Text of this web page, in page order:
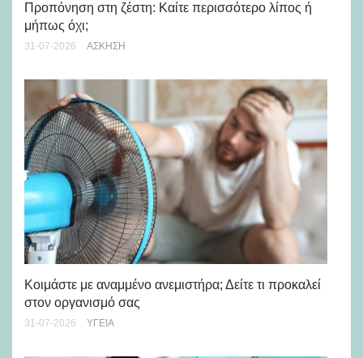
Προπόνηση στη ζέστη: Καίτε περισσότερο λίπος ή
μήπως όχι;
31-07-2026 ΆΣΚΗΣΗ
Κοιμάστε με αναμμένο ανεμιστήρα; Δείτε τι προκαλεί
στον οργανισμό σας
31-07-2026 ΥΓΕΊΑ